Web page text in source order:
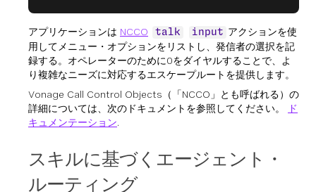
アプリケーションは NCCO talk input アクションを使
用してメニュー・オプションをリストし、発信者の選択を記
録する。オペレーターのために0をダイヤルすることで、よ
り複雑なニーズに対応するエスケープルートを提供します。
Vonage Call Control Objects（「NCCO」とも呼ばれる）の
詳細については、次のドキュメントを参照してください。
ド
キュメンテーション.
スキルに基づくエージェント・
ルーティング